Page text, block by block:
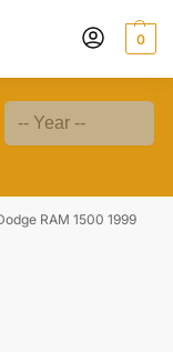
0
RAM 1500 1999